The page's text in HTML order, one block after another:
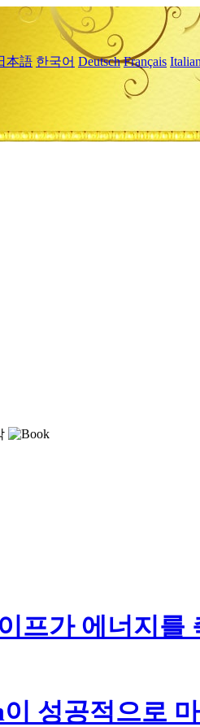
本語 한국어 Deutsch Français
프가 에너지
성공적으로